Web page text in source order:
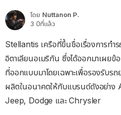
โดย Nuttanon P.
3 ปีที่แล้ว
Stellantis เครือที่ขึ้นชื่อเรื่องการท
อิตาเลียนอเมริกัน ซึ่งได้ออกมาเผย
ที่ออกแบบมาโดยเฉพาะเพื่อรองรับร
ผลิตในอนาคตให้กับแบรนด์ดังอย่า
Jeep, Dodge และ Chrysler